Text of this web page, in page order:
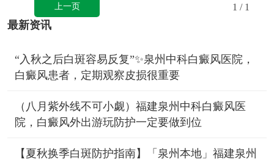
上一页 1 / 1
最新资讯
“入秋之后白斑容易反复”✨泉州中科白癜风医院，
白癜风患者，定期观察皮损很重要
（八月紫外线不可小觑）福建泉州中科白癜风医
院，白癜风外出游玩防护一定要做到位
【夏秋换季白斑防护指南】「泉州本地」福建泉州